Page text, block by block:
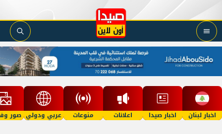
اخبار لبنان اخبار صيدا اعلانات منوعات عربي ودولي صور